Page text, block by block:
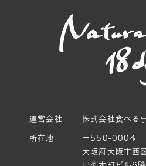
運営会社 株式会社食べる
所在地
〒550-0004
大阪府大阪市西